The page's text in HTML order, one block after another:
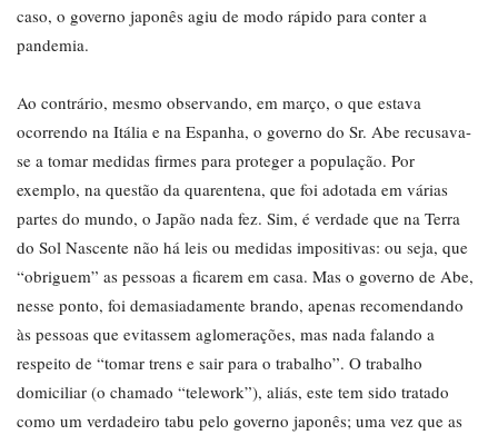
caso, o governo japonês agiu de modo rápido para conter a
pandemia.
Ao contrário, mesmo observando, em março, o que estava
ocorrendo na Itália e na Espanha, o governo do Sr. Abe recusava-
se a tomar medidas firmes para proteger a população. Por
exemplo, na questão da quarentena, que foi adotada em várias
partes do mundo, o Japão nada fez. Sim, é verdade que na Terra
do Sol Nascente não há leis ou medidas impositivas: ou seja, que
“obriguem” as pessoas a ficarem em casa. Mas o governo de Abe,
nesse ponto, foi demasiadamente brando, apenas recomendando
às pessoas que evitassem aglomerações, mas nada falando a
respeito de “tomar trens e sair para o trabalho”. O trabalho
domiciliar (o chamado “telework”), aliás, este tem sido tratado
como um verdadeiro tabu pelo governo japonês; uma vez que as